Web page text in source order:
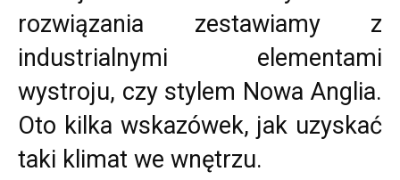
rozwiązania zestawiamy z
industrialnymi elementami
wystroju, czy stylem Nowa Anglia.
Oto kilka wskazówek, jak uzyskać
taki klimat we wnętrzu.